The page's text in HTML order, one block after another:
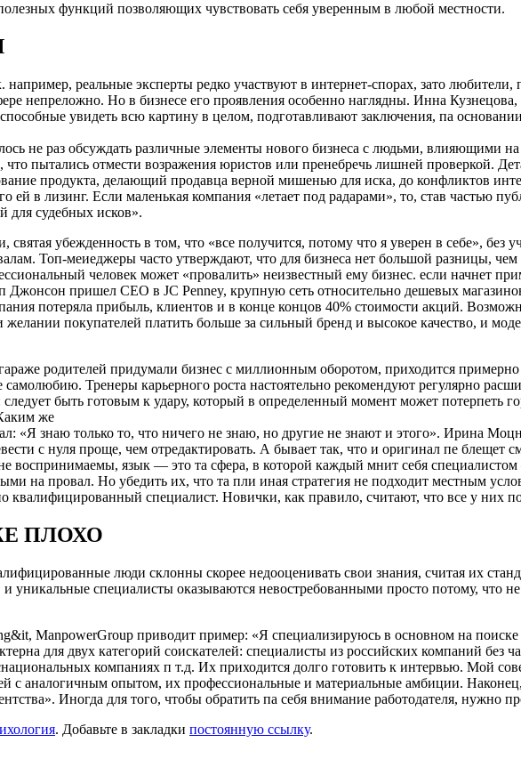
функций позволяющих чувствовать себя уверенным в любой местности.
реальные эксперты редко участвуют в интернет-спорах, зато
непреложно. Но в бизнесе его проявления особенно наглядны. Инна
увидеть всю картину в целом, подготавливают заключения, па
не раз обсуждать различные элементы нового бизнеса с людьми, влияющими
пытались отмести возражения юристов или пренебречь лишней проверкой.
продукта, делающий продавца верной мишенью для иска, до конфликтов
ей в лизинг. Если маленькая компания «летает под радарами», то, став частью
для судебных исков».
святая убежденность в том, что «все получится, потому что я уверен в себе», без
Топ-меиеджеры часто утверждают, что для бизнеса нет большой разницы,
человек может «провалить» неизвестный ему бизнес. если начнет
пришел CEO в JC Penney, крупную сеть относительно дешевых
потеряла прибыль, клиентов и в конце концов 40% стоимости акций.
покупателей платить больше за сильный бренд и высокое качество, и
родителей придумали бизнес с миллионным оборотом, приходится
Тренеры карьерного роста настоятельно рекомендуют регулярно
быть готовым к удару, который в определенный момент может потерпеть
же
«Я знаю только то, что ничего не знаю, но другие не знают и этого». Ирина
с нуля проще, чем отредактировать. А бывает так, что и оригинал пе
воспринимаемы, язык — это та сфера, в которой каждый мнит себя специалистом
на провал. Но убедить их, что та пли иная стратегия не подходит местным
квалифицированный специалист. Новички, как правило, считают, что все у них
ПЛОХО
люди склонны скорее недооценивать свои знания, считая их
уникальные специалисты оказываются невостребованными просто потому, что
ManpowerGroup приводит пример: «Я специализируюсь в основном на
для двух категорий соискателей: специалисты из российских компаний
компаниях п т.д. Их приходится долго готовить к интервью. Мой
с аналогичным опытом, их профессиональные и материальные амбиции.
Иногда для того, чтобы обратить па себя внимание работодателя, нужно
. Добавьте в закладки постоянную ссылку.